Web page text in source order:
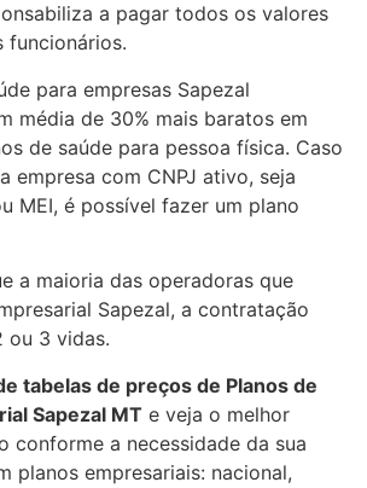
a pagar todos os valores
funcionários.
para empresas Sapezal
média de 30% mais baratos em
de saúde para pessoa física. Caso
empresa com CNPJ ativo, seja
MEI, é possível fazer um plano
a maioria das operadoras que
Sapezal, a contratação
ou 3 vidas.
tabelas de preços de Planos de
Sapezal MT e veja o melhor
conforme a necessidade da sua
planos empresariais: nacional,